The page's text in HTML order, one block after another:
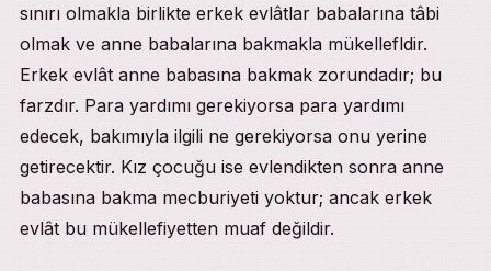
Hadîs-i Şerîf
Akâid ve Kelâm
Tasavvuf
Fıkıh
sınırı olmakla birlikte erkek evlâtlar babalarına tâbi
olmak ve anne babalarına bakmakla mükellefldir.
Erkek evlât anne babasına bakmak zorundadır; bu
farzdır. Para yardımı gerekiyorsa para yardımı
edecek, bakımıyla ilgili ne gerekiyorsa onu yerine
getirecektir. Kız çocuğu ise evlendikten sonra anne
babasına bakma mecburiyeti yoktur; ancak erkek
evlât bu mükellefiyetten muaf değildir.